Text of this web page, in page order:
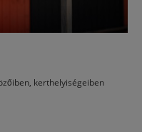
kerthelyiségeiben